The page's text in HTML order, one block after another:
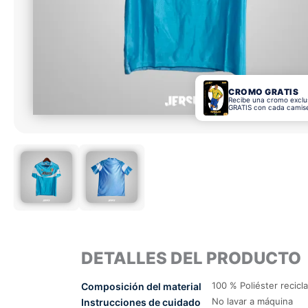
CROMO GRATIS
Recibe una cromo
GRATIS con cada
DETALLES DEL PRODUCTO
Composición del material 100 % Poliéster
Instrucciones de cuidado No lavar a máquina